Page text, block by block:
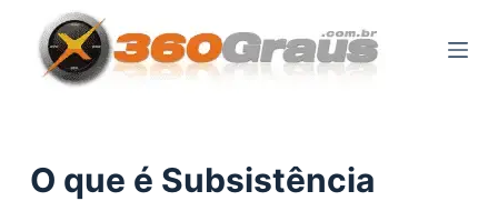
pO que é Subsistência